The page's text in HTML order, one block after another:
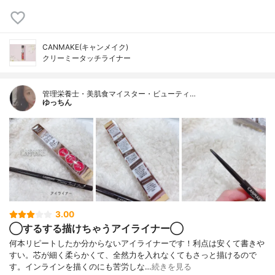
CANMAKE(キャンメイク)
クリーミータッチライナー
管理栄養士・美肌食マイスター・ビューティ…
ゆっちん
3.00
◯するする描けちゃうアイライナー◯
何本リピートしたか分からないアイライナーです！利点は安くて書きや
すい。芯が細く柔らかくて、全然力を入れなくてもさっと描けるので
す。インラインを描くのにも苦労しな…続きを見る